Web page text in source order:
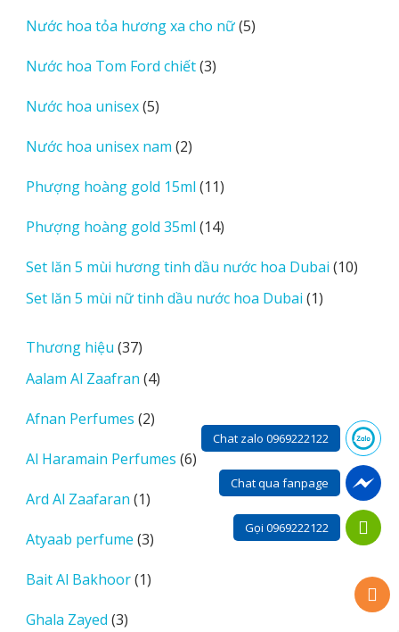
Nước hoa tỏa hương xa cho nữ 55
Nước hoa Tom Ford chiết 33
Nước hoa unisex 55
phẩm
Nước hoa unisex nam 22
phẩm
Phượng hoàng gold 15ml 1111
phẩm
Phượng hoàng gold 35ml 1414
phẩm
Set lăn 5 mùi hương tinh dầu nước hoa Dubai 1010
Set lăn 5 mùi nữ tinh dầu nước hoa Dubai 11
Thương hiệu 3737
sản
phẩm
Aalam Al Zaafran 44
Afnan Perfumes 22
phẩm
Al Haramain Perfumes 66
phẩm
Ard Al Zaafaran 11
phẩm
Atyaab perfume 33
phẩm
Bait Al Bakhoor 11
Ghala Zayed 33
Chat zalo 0969222122
Chat qua fanpage
Gọi 0969222122